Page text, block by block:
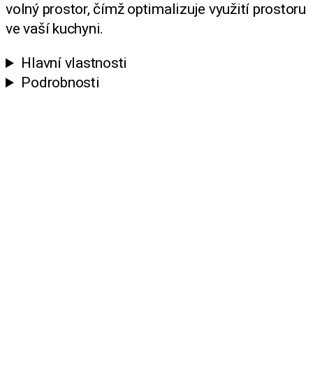
volný prostor, čímž optimalizuje využití prostoru
ve vaší kuchyni.
Hlavní vlastnosti
Podrobnosti